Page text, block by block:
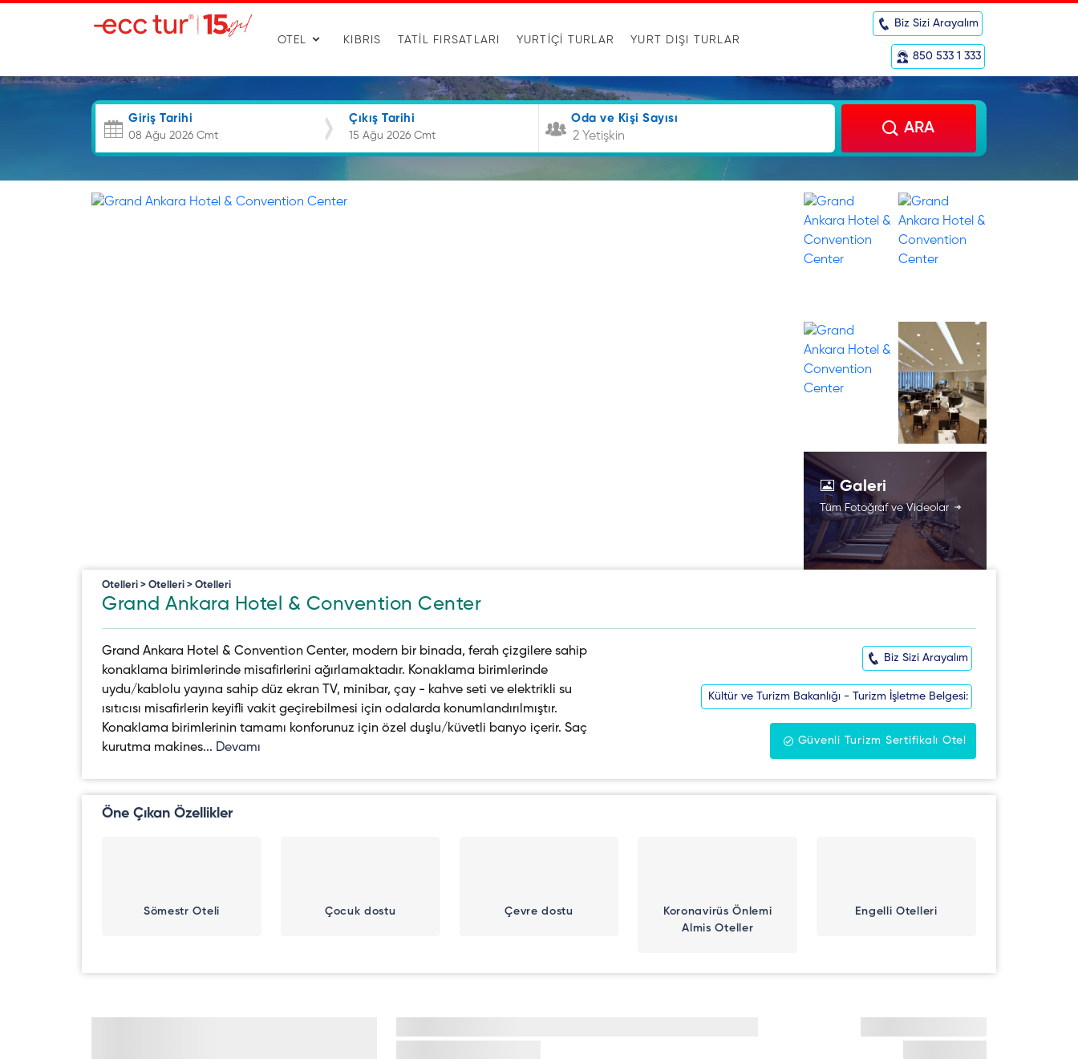
OTEL KIBRIS TATİL FIRSATLARI YURTIÇI TURLAR YURT DIŞI TURLAR
Biz Sizi Arayalım
850 533 1 333
Giriş Tarihi Çıkış Tarihi Oda ve Kişi Sayısı
2 Yetişkin ARA
Galeri
Tüm Fotoğraf ve Videolar
Otelleri > Otelleri > Otelleri
Grand Ankara Hotel & Convention Center
Grand Ankara Hotel & Convention Center, modern bir binada, ferah çizgilere sahip
konaklama birimlerinde misafirlerini ağırlamaktadır. Konaklama birimlerinde
uydu/kablolu yayına sahip düz ekran TV, minibar, çay - kahve seti ve elektrikli su
ısıtıcısı misafirlerin keyifli vakit geçirebilmesi için odalarda konumlandırılmıştır.
Konaklama birimlerinin tamamı konforunuz için özel duşlu/küvetli banyo içerir. Saç
kurutma makines... Devamı
Biz Sizi Arayalım
Kültür ve Turizm Bakanlığı - Turizm İşletme Belgesi:
Güvenli Turizm Sertifikalı Otel
Öne Çıkan Özellikler
Sömestr Oteli Çocuk dostu Çevre dostu
Koronavirüs Önlemi
Almis Oteller
Engelli Otelleri